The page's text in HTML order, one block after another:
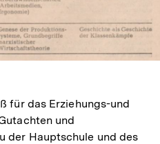
für das Erziehungs-und
und
der Hauptschule und des